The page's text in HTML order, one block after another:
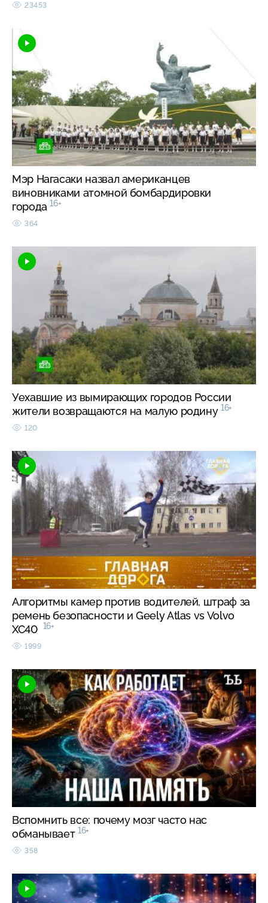
23453
Мэр Нагасаки назвал американцев
виновниками атомной бомбардировки
города 16+
364
Уехавшие из вымирающих городов России
жители возвращаются на малую родину 16+
120
Алгоритмы камер против водителей, штраф за
ремень безопасности и Geely Atlas vs Volvo
XC40 16+
1999
Вспомнить все: почему мозг часто нас
обманывает 16+
358